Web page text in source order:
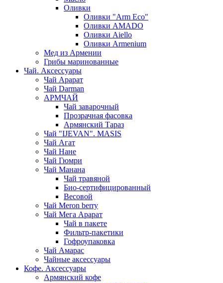
Оливки
Оливки "Arm Eco"
Оливки AMADO
Оливки Aiello
Оливки Armenium
Мед из Армении
Грибы маринованные
Чай. Аксессуары
Чай Арарат
Чай Darman
АРМЧАЙ
Чай заварочный
Прозрачная фасовка
Армянский Тараз
Чай "IJEVAN". MASIS
Чай Агат
Чай Нане
Чай Гюмри
Чай Манана
Чай травяной
Био-сертифицированный
Весовой
Чай Meron berry
Чай Мега Арарат
Чай в пакете
Фильтр-пакетики
Гофроупаковка
Чай Амарас
Чайные аксессуары
Кофе. Аксессуары
Армянский кофе